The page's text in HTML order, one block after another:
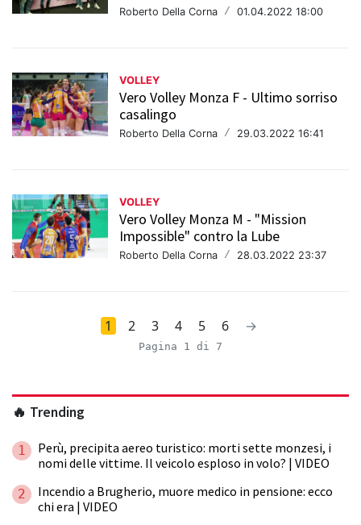
Roberto Della Corna / 01.04.2022 18:00
VOLLEY
Vero Volley Monza F - Ultimo sorriso
casalingo
Roberto Della Corna / 29.03.2022 16:41
VOLLEY
Vero Volley Monza M - "Mission
Impossible" contro la Lube
Roberto Della Corna / 28.03.2022 23:37
1 2 3 4 5 6 →
Pagina 1 di 7
🔥 Trending
1
Perù, precipita aereo turistico: morti sette monzesi, i
nomi delle vittime. Il veicolo esploso in volo? | VIDEO
2
Incendio a Brugherio, muore medico in pensione: ecco
chi era | VIDEO